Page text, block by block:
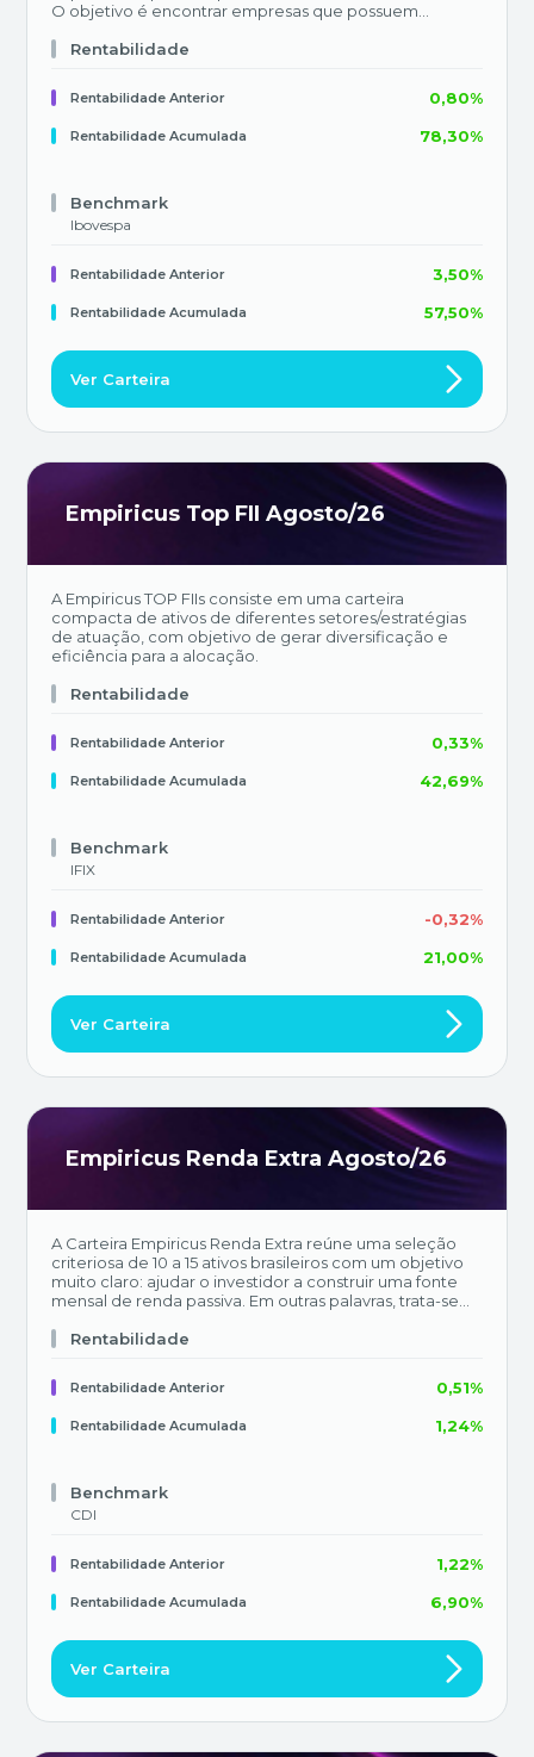
O objetivo é encontrar empresas que possuem
comprovada, distribuição de proventos sustentáveis e
juros compostos (compounding). Damos preferência
para modelos de negócio resilientes, com vantagens
competitivas, em setores de fortes tendências
seculares, previsibilidade de resultados e boa margem
que atendem todos os pontos citados acima.
Rentabilidade
Rentabilidade Anterior 0,80%
Rentabilidade Acumulada 78,30%
Benchmark
Ibovespa
Rentabilidade Anterior 3,50%
Rentabilidade Acumulada 57,50%
Ver Carteira
Empiricus Top FII Agosto/26
A Empiricus TOP FIIs consiste em uma carteira
compacta de ativos de diferentes setores/estratégias
de atuação, com objetivo de gerar diversificação e
eficiência para a alocação.
Rentabilidade
Rentabilidade Anterior 0,33%
Rentabilidade Acumulada 42,69%
Benchmark
IFIX
Rentabilidade Anterior -0,32%
Rentabilidade Acumulada 21,00%
Ver Carteira
Empiricus Renda Extra Agosto/26
A Carteira Empiricus Renda Extra reúne uma seleção
criteriosa de 10 a 15 ativos brasileiros com um objetivo
muito claro: ajudar o investidor a construir uma fonte
mensal de renda passiva. Em outras palavras, trata-se
como dividendos, juros e proventos — que entre na
realizar operações frequentes ou tomar decisões
constantes. Ao mesmo tempo, a carteira não abre mão
do potencial de valorização no longo prazo,
combinando renda recorrente com ganho de capital.
Rentabilidade
Rentabilidade Anterior 0,51%
Rentabilidade Acumulada 1,24%
Benchmark
CDI
Rentabilidade Anterior 1,22%
Rentabilidade Acumulada 6,90%
Ver Carteira